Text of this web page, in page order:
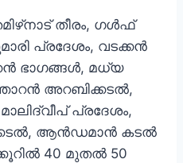
തീരം, ഗൾഫ്
പ്രദേശം, വടക്കൻ
ഭാഗങ്ങൾ, മധ്യ
അറബിക്കടൽ,
പ്രദേശം,
ആൻഡമാൻ കടൽ
40 മുതൽ 50